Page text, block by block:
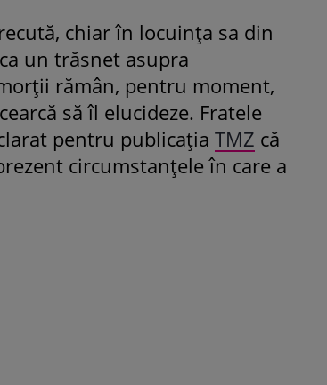
chiar în locuința sa din
un trăsnet asupra
rămân, pentru moment,
să îl elucideze. Fratele
pentru publicația TMZ că
circumstanțele în care a